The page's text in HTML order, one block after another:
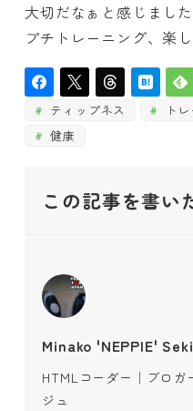
大切だなぁと感じました
プチトレーニング、楽
ティップネス ト
健康
この記事を書い
Minako 'NEPPIE' Seki
HTMLコーダー｜ブロガ
ジュ